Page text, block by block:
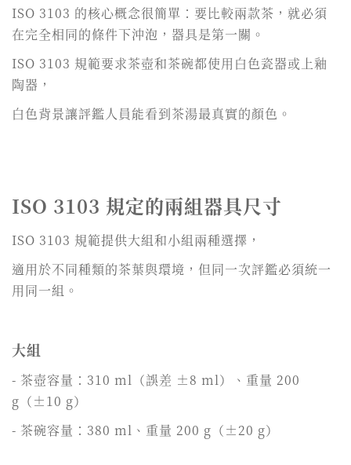
ISO 3103 的核心概念很簡單：要比較兩款茶，就必須
在完全相同的條件下沖泡，器具是第一關。
ISO 3103 規範要求茶壺和茶碗都使用白色瓷器或上釉
陶器，
白色背景讓評鑑人員能看到茶湯最真實的顏色。
ISO 3103 規定的兩組器具尺寸
ISO 3103 規範提供大組和小組兩種選擇，
適用於不同種類的茶葉與環境，但同一次評鑑必須統一
用同一組。
大組
- 茶壺容量：310 ml（誤差 ±8 ml）、重量 200
g（±10 g）
- 茶碗容量：380 ml、重量 200 g（±20 g）